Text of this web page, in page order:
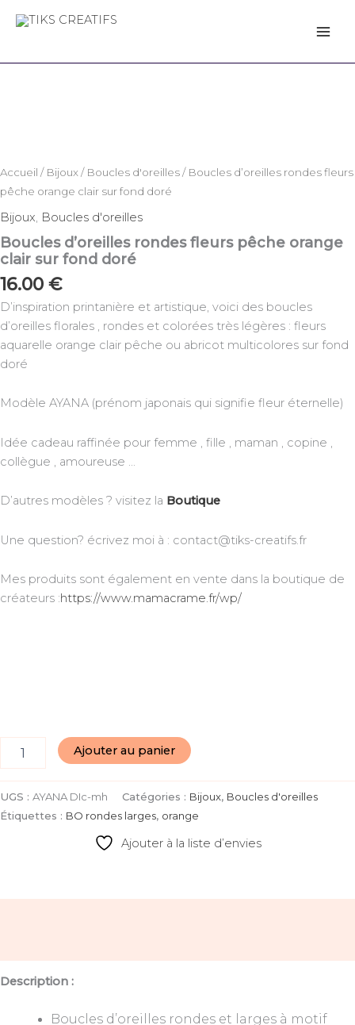
Accueil / Bijoux / Boucles d'oreilles/ Boucles d’oreilles rondes fleurs
pêche orange clair sur fond doré
Bijoux Boucles d'oreilles
Boucles d’oreilles rondes fleurs pêche orange
clair sur fond doré
16.00 €
D’inspiration printanière et artistique, voici des boucles
d’oreilles florales , rondes et colorées très légères : fleurs
aquarelle orange clair pêche ou abricot multicolores sur fond
doré
Modèle AYANA (prénom japonais qui signifie fleur éternelle)
Idée cadeau raffinée pour femme , fille , maman , copine ,
collègue , amoureuse …
D’autres modèles ? visitez la Boutique
Une question? écrivez moi à : contact@tiks-creatifs.fr
Mes produits sont également en vente dans la boutique de
créateurs :https://www.mamacrame.fr/wp/
pêche
clair
sur
doré
Ajouter au panier
UGS : AYANA DIc-mh Catégories : Bijoux, Boucles d'oreilles
Étiquettes : BO rondes larges, orange
Ajouter à la liste d’envies
Description :
Boucles d’oreilles rondes et larges à motif